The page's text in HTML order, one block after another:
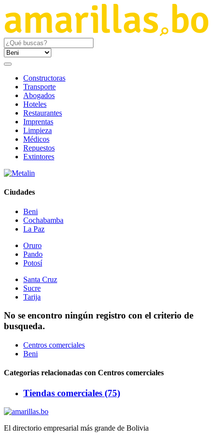
Constructoras
Transporte
Abogados
Hoteles
Restaurantes
Imprentas
Limpieza
Médicos
Repuestos
Extintores
Ciudades
Beni
Cochabamba
La Paz
Oruro
Pando
Potosí
Santa Cruz
Sucre
Tarija
No se encontro ningún registro con el criterio de
busqueda.
Centros comerciales
Beni
Categorias relacionadas con Centros comerciales
Tiendas comerciales (75)
El directorio empresarial más grande de Bolivia